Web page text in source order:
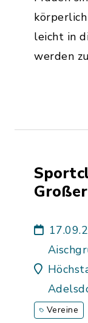
leicht in
werden
Vereine